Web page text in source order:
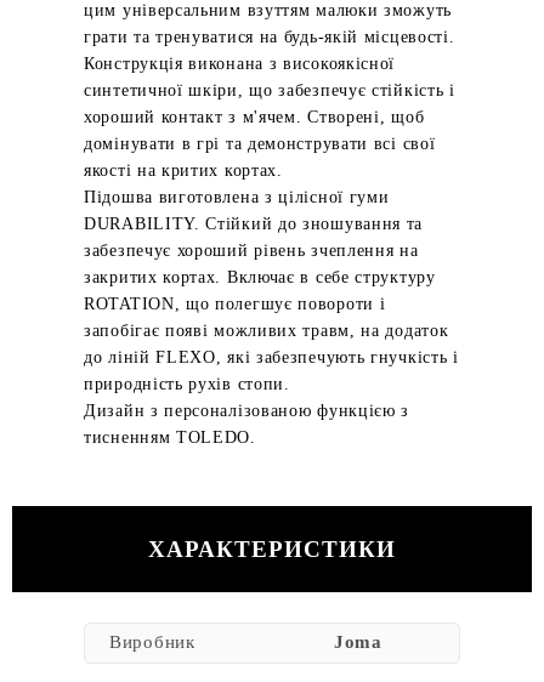
цим універсальним взуттям малюки зможуть
грати та тренуватися на будь-якій місцевості.
Конструкція виконана з високоякісної
синтетичної шкіри, що забезпечує стійкість і
хороший контакт з м'ячем. Створені, щоб
домінувати в грі та демонструвати всі свої
якості на критих кортах.
Підошва виготовлена з цілісної гуми
DURABILITY. Стійкий до зношування та
забезпечує хороший рівень зчеплення на
закритих кортах. Включає в себе структуру
ROTATION, що полегшує повороти і
запобігає появі можливих травм, на додаток
до ліній FLEXO, які забезпечують гнучкість і
природність рухів стопи.
Дизайн з персоналізованою функцією з
тисненням TOLEDO.
ХАРАКТЕРИСТИКИ
Виробник Joma